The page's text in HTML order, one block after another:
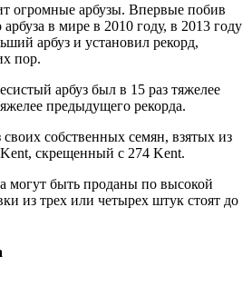
арбузы. Впервые побив
в мире в 2010 году, в 2013 году
арбуз и установил рекорд,
пор.
арбуз был в 15 раз тяжелее
предыдущего рекорда.
собственных семян, взятых из
скрещенный с 274 Kent.
могут быть проданы по высокой
из трех или четырех штук стоят до